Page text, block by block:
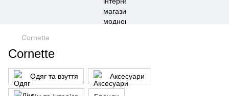
Cornette
Cornette
Одяг та взуття Аксесуари